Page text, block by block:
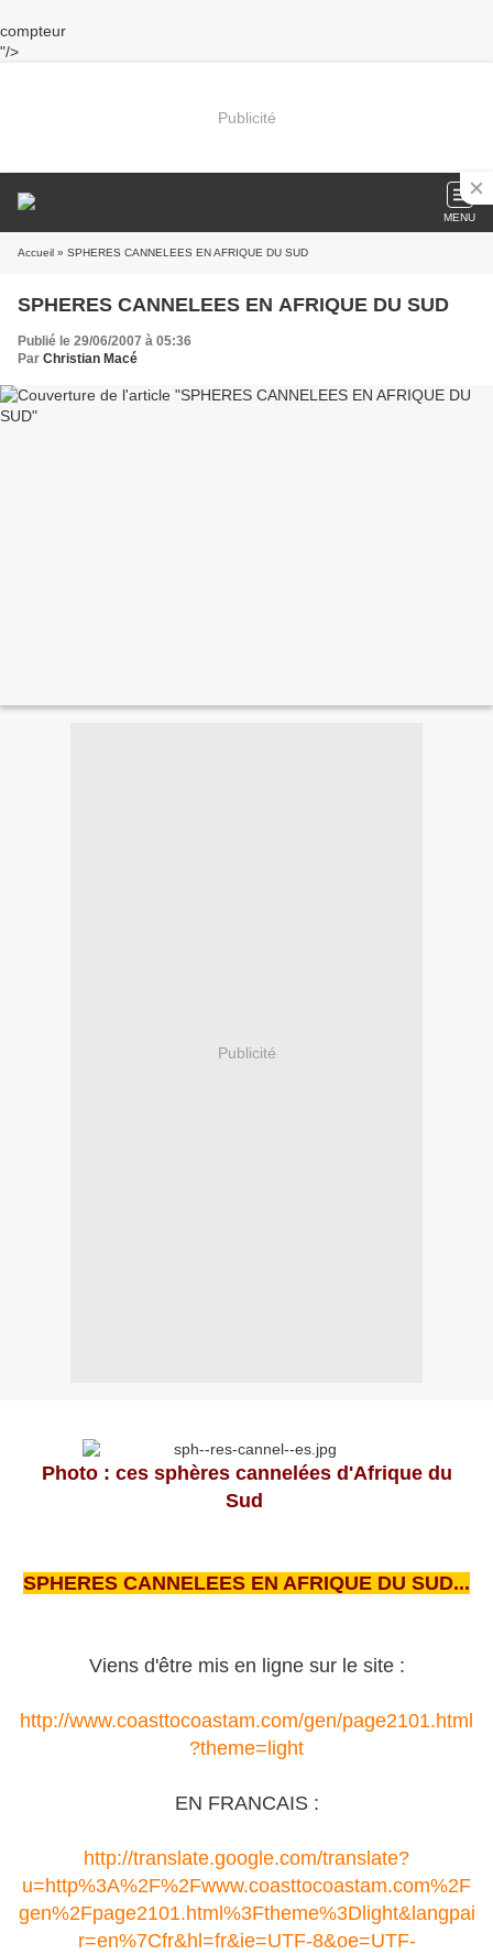
compteur
"/>
Publicité
MENU
Accueil » SPHERES CANNELEES EN AFRIQUE DU SUD
SPHERES CANNELEES EN AFRIQUE DU SUD
Publié le 29/06/2007 à 05:36
Par Christian Macé
Publicité
Photo : ces sphères cannelées d'Afrique du
Sud
SPHERES CANNELEES EN AFRIQUE DU SUD...
Viens d'être mis en ligne sur le site :
http://www.coasttocoastam.com/gen/page2101.html
?theme=light
EN FRANCAIS :
http://translate.google.com/translate?
u=http%3A%2F%2Fwww.coasttocoastam.com%2F
gen%2Fpage2101.html%3Ftheme%3Dlight&langpai
r=en%7Cfr&hl=fr&ie=UTF-8&oe=UTF-